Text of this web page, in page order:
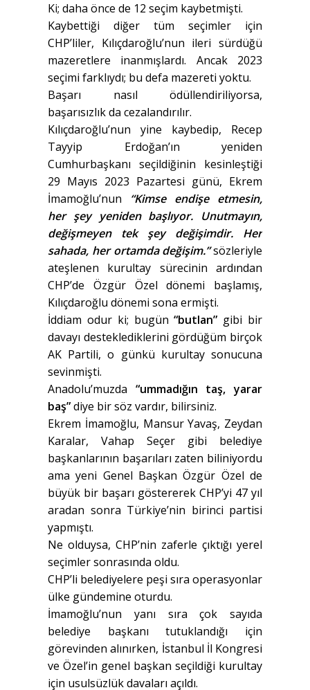
Ki; daha önce de 12 seçim kaybetmişti.
Kaybettiği diğer tüm seçimler için
CHP’liler, Kılıçdaroğlu’nun ileri sürdüğü
mazeretlere inanmışlardı. Ancak 2023
seçimi farklıydı; bu defa mazereti yoktu.
Başarı nasıl ödüllendiriliyorsa,
başarısızlık da cezalandırılır.
Kılıçdaroğlu’nun yine kaybedip, Recep
Tayyip Erdoğan’ın yeniden
Cumhurbaşkanı seçildiğinin kesinleştiği
29 Mayıs 2023 Pazartesi günü, Ekrem
İmamoğlu’nun “Kimse endişe etmesin,
her şey yeniden başlıyor. Unutmayın,
değişmeyen tek şey değişimdir. Her
sahada, her ortamda değişim.”sözleriyle
ateşlenen kurultay sürecinin ardından
CHP’de Özgür Özel dönemi başlamış,
Kılıçdaroğlu dönemi sona ermişti.
İddiam odur ki; bugün“butlan” gibi bir
davayı desteklediklerini gördüğüm birçok
AK Partili, o günkü kurultay sonucuna
sevinmişti.
Anadolu’muzda “ummadığın taş, yarar
baş”diye bir söz vardır, bilirsiniz.
Ekrem İmamoğlu, Mansur Yavaş, Zeydan
Karalar, Vahap Seçer gibi belediye
başkanlarının başarıları zaten biliniyordu
ama yeni Genel Başkan Özgür Özel de
büyük bir başarı göstererek CHP’yi 47 yıl
aradan sonra Türkiye’nin birinci partisi
yapmıştı.
Ne olduysa, CHP’nin zaferle çıktığı yerel
seçimler sonrasında oldu.
CHP’li belediyelere peşi sıra operasyonlar
ülke gündemine oturdu.
İmamoğlu’nun yanı sıra çok sayıda
belediye başkanı tutuklandığı için
görevinden alınırken, İstanbul İl Kongresi
ve Özel’in genel başkan seçildiği kurultay
için usulsüzlük davaları açıldı.